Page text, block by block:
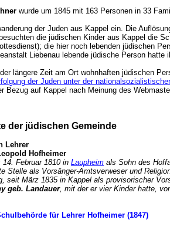
wurde um 1845 mit 163 Personen in 33
der Juden aus Kappel ein. Die
die jüdischen Kinder aus Kappel die
die hier noch lebenden jüdischen
Liebenau lebende jüdische Person
längere Zeit am Ort wohnhaften jüdischen
der Juden unter der
Bezug auf Kappel nach Meinung des
der jüdischen Gemeinde
Lehrer
Hofheimer
Februar 1810 in Laupheim als Sohn des
Stelle als Vorsänger-Amtsverweser und
seit März 1835 in Kappel als provisorischer
geb. Landauer, mit der er vier Kinder hatte,
für Lehrer Hofheimer (1847)